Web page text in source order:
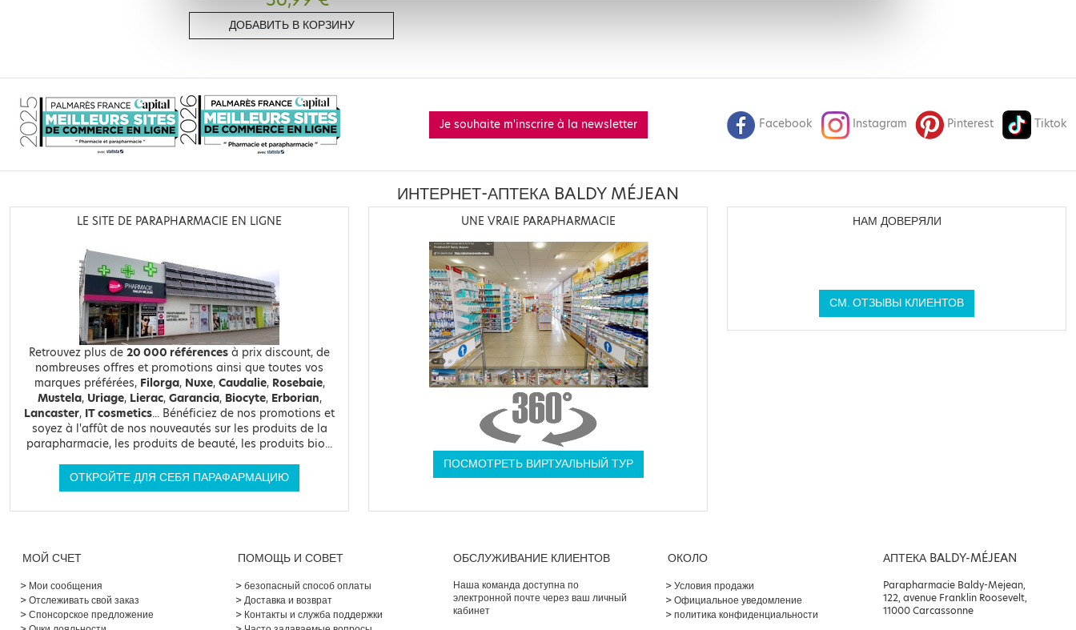
ДОБАВИТЬ В КОРЗИНУ
Je souhaite m'inscrire à la newsletter Facebook Instagram Pinterest Tiktok
ИНТЕРНЕТ-АПТЕКА BALDY MÉJEAN
LE SITE DE PARAPHARMACIE EN LIGNE
Retrouvez plus de 20 000 références à prix discount, de
nombreuses offres et promotions ainsi que toutes vos
marques préférées, Filorga, Nuxe, Caudalie, Rosebaie,
Mustela, Uriage, Lierac, Garancia, Biocyte, Erborian,
Lancaster, IT cosmetics... Bénéficiez de nos promotions et
soyez à l'affût de nos nouveautés sur les produits de la
parapharmacie, les produits de beauté, les produits bio...
ОТКРОЙТЕ ДЛЯ СЕБЯ ПАРАФАРМАЦИЮ
UNE VRAIE PARAPHARMACIE
ПОСМОТРЕТЬ ВИРТУАЛЬНЫЙ ТУР
НАМ ДОВЕРЯЛИ
СМ. ОТЗЫВЫ КЛИЕНТОВ
МОЙ СЧЕТ
Мои сообщения
Отслеживать свой заказ
Спонсорское предложение
ПОМОЩЬ И СОВЕТ
безопасный способ оплаты
Доставка и возврат
Контакты и служба поддержки
ОБСЛУЖИВАНИЕ КЛИЕНТОВ
Наша команда доступна по
электронной почте через ваш личный
кабинет
ОКОЛО
Условия продажи
Официальное уведомление
политика конфиденциальности
АПТЕКА BALDY-MÉJEAN
Parapharmacie Baldy-Mejean,
122, avenue Franklin Roosevelt,
11000 Carcassonne